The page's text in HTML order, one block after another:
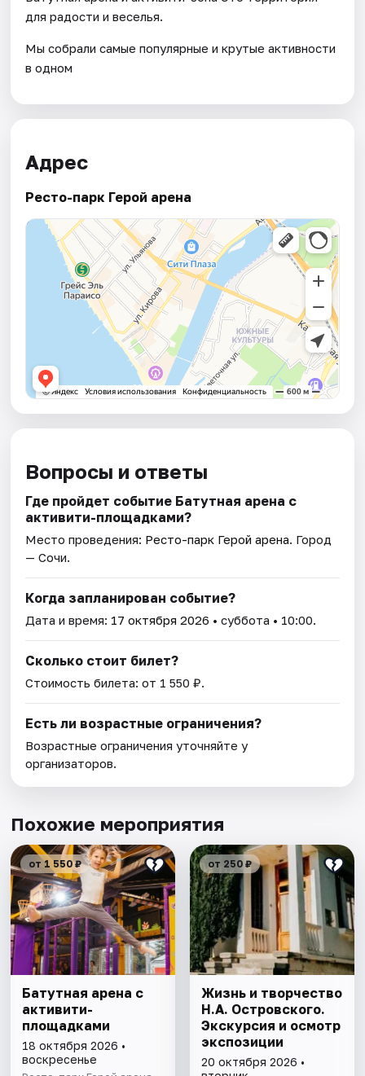
для радости и веселья.
Мы собрали самые популярные и крутые активности
в одном
Адрес
Ресто-парк Герой арена
Вопросы и ответы
Где пройдет событие Батутная арена с
активити-площадками?
Место проведения: Ресто-парк Герой арена. Город
— Сочи.
Когда запланирован событие?
Дата и время: 17 октября 2026 • суббота • 10:00.
Сколько стоит билет?
Стоимость билета: от 1 550 ₽.
Есть ли возрастные ограничения?
Возрастные ограничения уточняйте у
организаторов.
Похожие мероприятия
от 1 550 ₽
Батутная арена с
активити-
площадками
18 октября 2026 •
воскресенье
от 250 ₽
Жизнь и творчество
Н.А. Островского.
Экскурсия и осмотр
экспозиции
20 октября 2026 •